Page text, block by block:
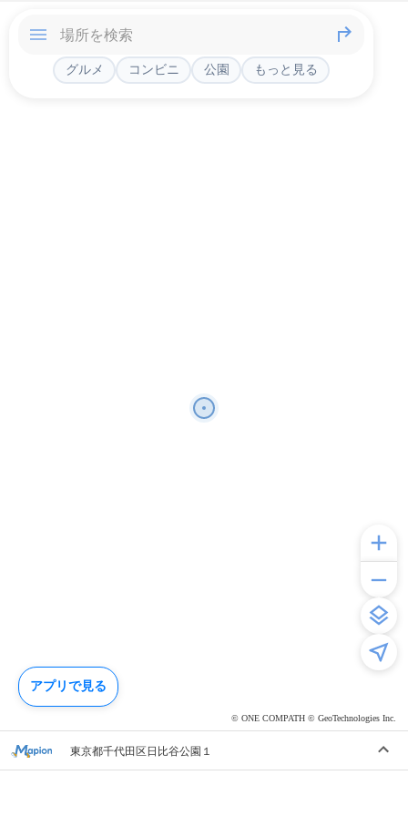
© ONE COMPATH © GeoTechnologies Inc.
グルメ コンビニ 公園 もっと見る
東京都千代田区日比谷公園１
アプリで見る